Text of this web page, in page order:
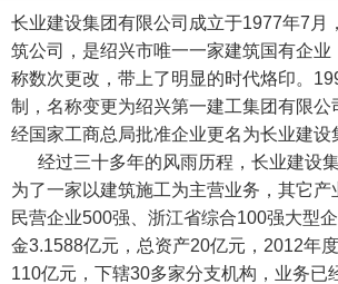
长业建设集团有限公司成立于1977年7月
筑公司，是绍兴市唯一一家建筑国有企业
称数次更改，带上了明显的时代烙印。
制，名称变更为绍兴第一建工集团有限公
经国家工商总局批准企业更名为长业建设
经过三十多年的风雨历程，长业建设
为了一家以建筑施工为主营业务，其它产
民营企业500强、浙江省综合100强大型
金3.1588亿元，总资产20亿元，2012年
110亿元，下辖30多家分支机构，业务已